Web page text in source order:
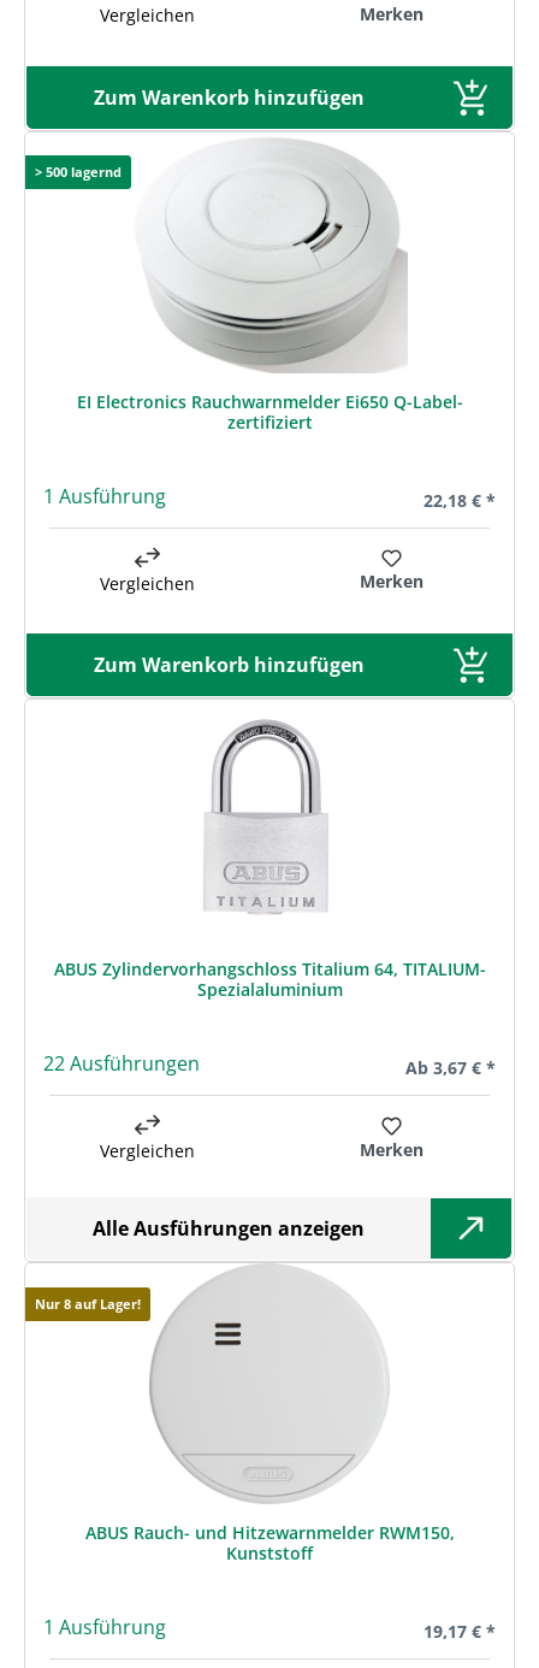
Vergleichen Merken
Zum Warenkorb hinzufügen
> 500 lagernd
EI Electronics Rauchwarnmelder Ei650 Q-Label-
zertifiziert
1 Ausführung Regulärer
22,18 € *
Vergleichen Merken
Zum Warenkorb hinzufügen
ABUS Zylindervorhangschloss Titalium 64, TITALIUM-
Spezialaluminium
22 Ausführungen Regulärer Preis:
Ab 3,67 € *
Vergleichen Merken
Alle Ausführungen anzeigen
Nur 8 auf Lager!
ABUS Rauch- und Hitzewarnmelder RWM150,
Kunststoff
1 Ausführung Regulärer
19,17 € *